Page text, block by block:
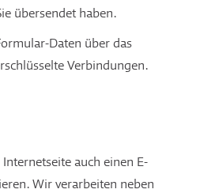
übersendet haben.
Daten über das
Verbindungen.
auch einen E-
Wir verarbeiten neben